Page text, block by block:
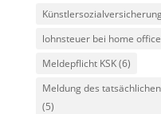
lohnsteuer bei home
Meldepflicht KSK(6)
Meldung des
(5)